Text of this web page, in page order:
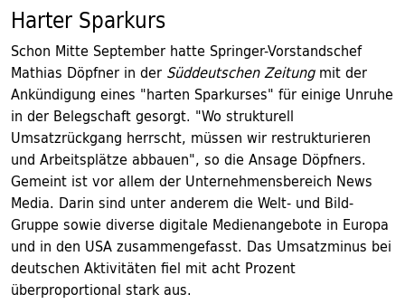
Harter Sparkurs
Schon Mitte September hatte Springer-Vorstandschef
Mathias Döpfner in der Süddeutschen Zeitungmit der
Ankündigung eines "harten Sparkurses" für einige Unruhe
in der Belegschaft gesorgt. "Wo strukturell
Umsatzrückgang herrscht, müssen wir restrukturieren
und Arbeitsplätze abbauen", so die Ansage Döpfners.
Gemeint ist vor allem der Unternehmensbereich News
Media. Darin sind unter anderem die Welt- und Bild-
Gruppe sowie diverse digitale Medienangebote in Europa
und in den USA zusammengefasst. Das Umsatzminus bei
deutschen Aktivitäten fiel mit acht Prozent
überproportional stark aus.